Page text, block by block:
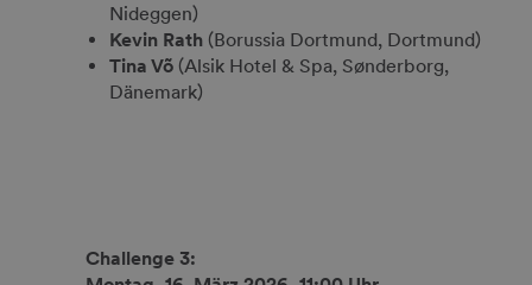
Nideggen)
Kevin Rath (Borussia Dortmund, Dortmund)
Tina Võ (Alsik Hotel & Spa, Sønderborg,
Dänemark)
Challenge 3: